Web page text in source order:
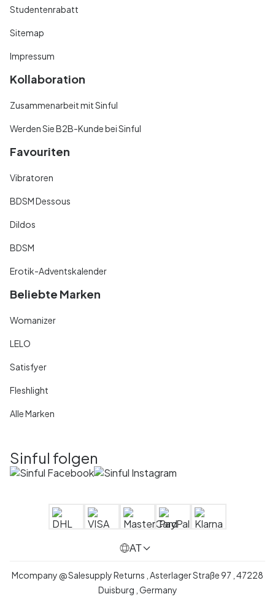
Studentenrabatt
Sitemap
Impressum
Kollaboration
Zusammenarbeit mit Sinful
Werden Sie B2B-Kunde bei Sinful
Favouriten
Vibratoren
BDSM Dessous
Dildos
BDSM
Erotik-Adventskalender
Beliebte Marken
Womanizer
LELO
Satisfyer
Fleshlight
Alle Marken
Sinful folgen
AT
Mcompany @ Salesupply Returns , Asterlager Straße 97 , 47228
Duisburg , Germany